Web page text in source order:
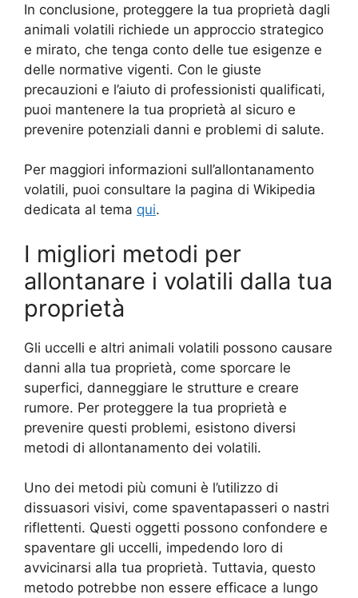
In conclusione, proteggere la tua proprietà dagli
animali volatili richiede un approccio strategico
e mirato, che tenga conto delle tue esigenze e
delle normative vigenti. Con le giuste
precauzioni e l’aiuto di professionisti qualificati,
puoi mantenere la tua proprietà al sicuro e
prevenire potenziali danni e problemi di salute.
Per maggiori informazioni sull’allontanamento
volatili, puoi consultare la pagina di Wikipedia
dedicata al tema qui.
I migliori metodi per
allontanare i volatili dalla tua
proprietà
Gli uccelli e altri animali volatili possono causare
danni alla tua proprietà, come sporcare le
superfici, danneggiare le strutture e creare
rumore. Per proteggere la tua proprietà e
prevenire questi problemi, esistono diversi
metodi di allontanamento dei volatili.
Uno dei metodi più comuni è l’utilizzo di
dissuasori visivi, come spaventapasseri o nastri
riflettenti. Questi oggetti possono confondere e
spaventare gli uccelli, impedendo loro di
avvicinarsi alla tua proprietà. Tuttavia, questo
metodo potrebbe non essere efficace a lungo